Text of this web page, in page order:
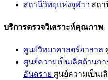
สถานีวิทยุแห่งจุฬาฯ สถา
บริการตรวจวิเคราะห์คุณภาพ
ศูนย์วิทยาศาสตร์ฮาลาล
ศูนย์ความเป็นเลิศด้านก
อันตราย ศูนย์ความเป็นเ